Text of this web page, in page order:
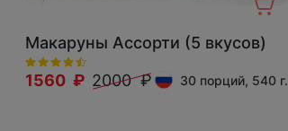
Макаруны Ассорти (5 вкусов)
1560 ₽ 2000 ₽ 30 порций, 540 г.